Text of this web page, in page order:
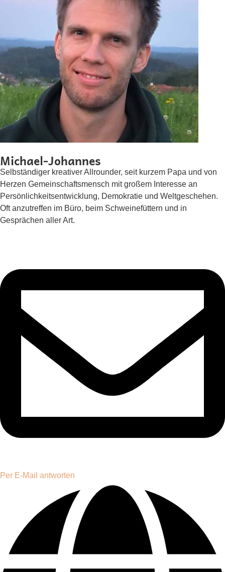
Michael-Johannes
Selbständiger kreativer Allrounder, seit kurzem Papa und von
Herzen Gemeinschaftsmensch mit großem Interesse an
Persönlichkeitsentwicklung, Demokratie und Weltgeschehen.
Oft anzutreffen im Büro, beim Schweinefüttern und in
Gesprächen aller Art.
Per E-Mail antworten